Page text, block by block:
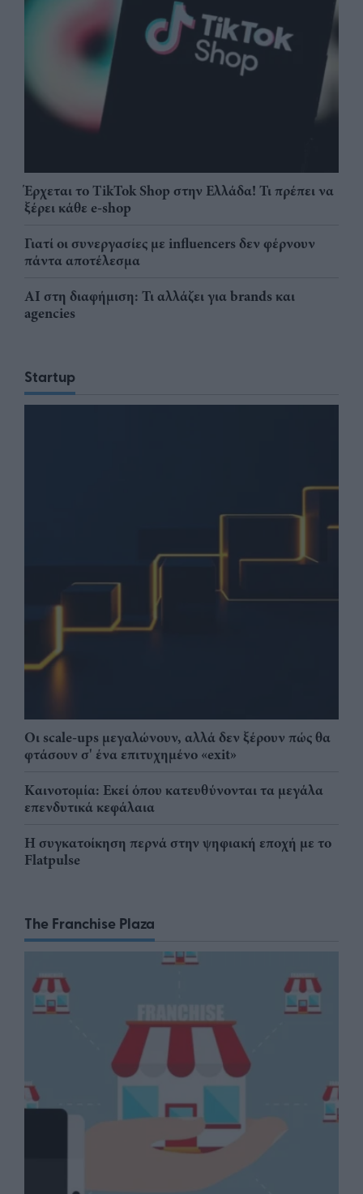
Έρχεται το TikTok Shop στην Ελλάδα! Τι πρέπει να
ξέρει κάθε e-shop
Γιατί οι συνεργασίες με influencers δεν φέρνουν
πάντα αποτέλεσμα
AI στη διαφήμιση: Τι αλλάζει για brands και
agencies
Startup
Οι scale-ups μεγαλώνουν, αλλά δεν ξέρουν πώς θα
φτάσουν σ' ένα επιτυχημένο «exit»
Καινοτομία: Εκεί όπου κατευθύνονται τα μεγάλα
επενδυτικά κεφάλαια
Η συγκατοίκηση περνά στην ψηφιακή εποχή με το
Flatpulse
The Franchise Plaza